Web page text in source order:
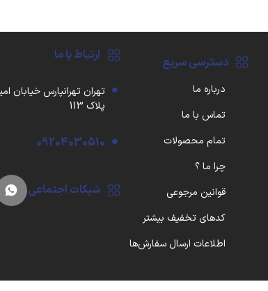
دسترسی سریع
درباره ما
تماس با ما
تمام محصولات
چرا ما ؟
قوانین مرجوعی
کدهای تخفیف بیشتر
اطلاعات ارسال سفارش‌ها
ارتباط با ما
تهران تهرانپارس خیابان
پلاک 113
09204030510
شبکات اجتماعی